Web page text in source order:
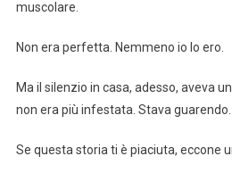
muscolare.
Non era perfetta. Nemmeno io lo ero.
Ma il silenzio in casa, adesso, aveva
non era più infestata. Stava guarendo.
Se questa storia ti è piaciuta, eccone